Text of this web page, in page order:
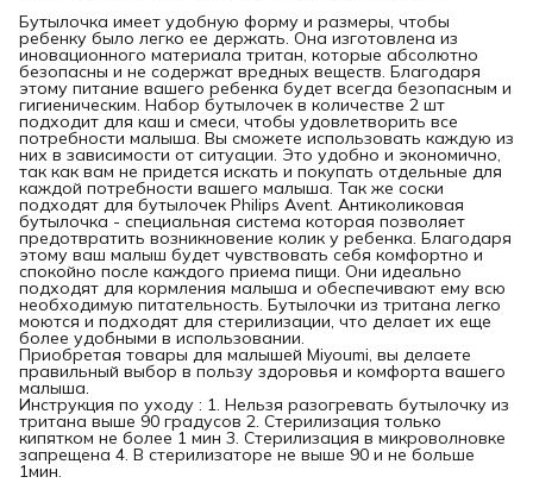
Бутылочка имеет удобную форму и размеры, чтобы
ребенку было легко ее держать. Она изготовлена из
иновационного материала тритан, которые абсолютно
безопасны и не содержат вредных веществ. Благодаря
этому питание вашего ребенка будет всегда безопасным и
гигиеническим. Набор бутылочек в количестве 2 шт
подходит для каш и смеси, чтобы удовлетворить все
потребности малыша. Вы сможете использовать каждую из
них в зависимости от ситуации. Это удобно и экономично,
так как вам не придется искать и покупать отдельные для
каждой потребности вашего малыша. Так же соски
подходят для бутылочек Philips Avent. Антиколиковая
бутылочка - специальная система которая позволяет
предотвратить возникновение колик у ребенка. Благодаря
этому ваш малыш будет чувствовать себя комфортно и
спокойно после каждого приема пищи. Они идеально
подходят для кормления малыша и обеспечивают ему всю
необходимую питательность. Бутылочки из тритана легко
моются и подходят для стерилизации, что делает их еще
более удобными в использовании.
Приобретая товары для малышей Miyoumi, вы делаете
правильный выбор в пользу здоровья и комфорта вашего
малыша.
Инструкция по уходу : 1. Нельзя разогревать бутылочку из
тритана выше 90 градусов 2. Стерилизация только
кипятком не более 1 мин 3. Стерилизация в микроволновке
запрещена 4. В стерилизаторе не выше 90 и не больше
1мин.